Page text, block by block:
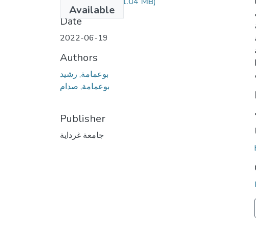
Available
Date
2022-06-19
Authors
بوعمامة, رشيد
بوعمامة, صدام
Publisher
جامعة غرداية